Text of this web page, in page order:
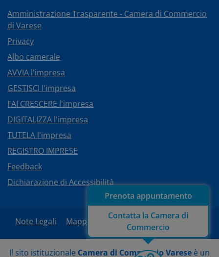
Prenota appuntamento
Contatta la Camera di
Commercio
Amministrazione Trasparente - Camera di Commercio
di Varese
Privacy
Albo camerale
AVVIA l'impresa
GESTISCI l'impresa
FAI CRESCERE l'impresa
DIGITALIZZA l'impresa
TUTELA l'impresa
REGISTRO IMPRESE
Feedback
Dichiarazione di Accessibilità
Note Legali Mappa del sito Area Riservata
Il sito istituzionale Camera di Commercio Varese è un